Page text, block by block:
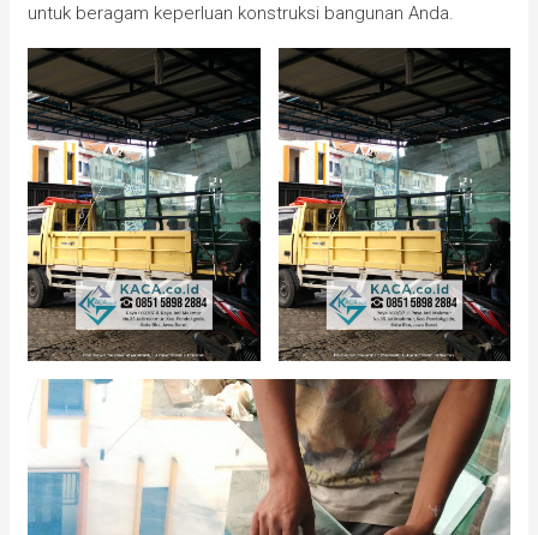
untuk beragam keperluan konstruksi bangunan Anda.